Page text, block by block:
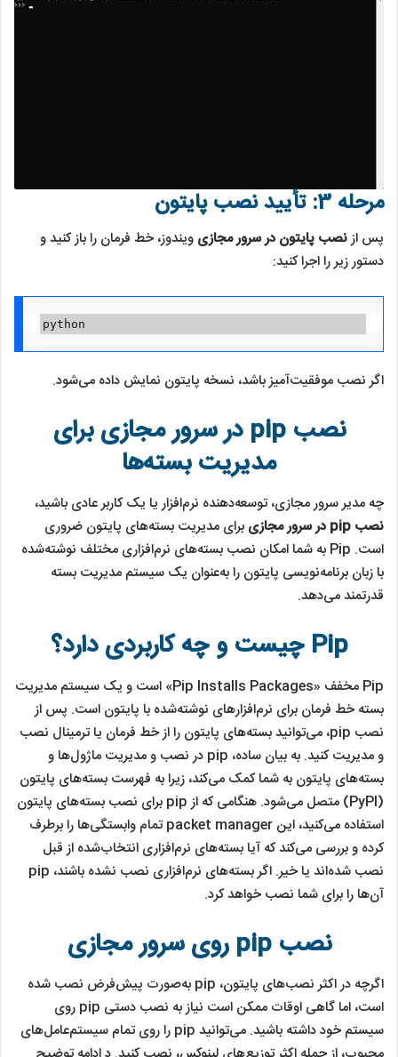
مرحله 3: تأیید نصب پایتون
پس ازنصب پایتون در سرور مجازی ویندوز، خط فرمان را باز کنید و
دستور زیر را اجرا کنید:
python
اگر نصب موفقیت‌آمیز باشد، نسخه پایتون نمایش داده می‌شود.
نصب pip در سرور مجازی برای
مدیریت بسته‌ها
چه مدیر سرور مجازی، توسعه‌دهنده نرم‌افزار یا یک کاربر عادی باشید،
نصب pip در سرور مجازی
برای مدیریت بسته‌های پایتون ضروری
است. Pip به شما امکان نصب بسته‌های نرم‌افزاری مختلف نوشته‌شده
با زبان برنامه‌نویسی پایتون را به‌عنوان یک سیستم مدیریت بسته
قدرتمند می‌دهد.
Pip چیست و چه کاربردی دارد؟
Pip مخفف «Pip Installs Packages» است و یک سیستم مدیریت
بسته خط فرمان برای نرم‌افزارهای نوشته‌شده با پایتون است. پس از
نصب pip، می‌توانید بسته‌های پایتون را از خط فرمان یا ترمینال نصب
و مدیریت کنید. به بیان ساده، pip در نصب و مدیریت ماژول‌ها و
بسته‌های پایتون به شما کمک می‌کند، زیرا به فهرست بسته‌های پایتون
(PyPI) متصل می‌شود. هنگامی که از pip برای نصب بسته‌های پایتون
استفاده می‌کنید، این packet manager تمام وابستگی‌ها را برطرف
کرده و بررسی می‌کند که آیا بسته‌های نرم‌افزاری انتخاب‌شده از قبل
نصب شده‌اند یا خیر. اگر بسته‌های نرم‌افزاری نصب نشده باشند، pip
آن‌ها را برای شما نصب خواهد کرد.
نصب pip روی سرور مجازی
اگرچه در اکثر نصب‌های پایتون، pip به‌صورت پیش‌فرض نصب شده
است، اما گاهی اوقات ممکن است نیاز به نصب دستی pip روی
سیستم خود داشته باشید. می‌توانید pip را روی تمام سیستم‌عامل‌های